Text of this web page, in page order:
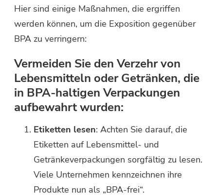
Hier sind einige Maßnahmen, die ergriffen
werden können, um die Exposition gegenüber
BPA zu verringern:
Vermeiden Sie den Verzehr von
Lebensmitteln oder Getränken, die
in BPA-haltigen Verpackungen
aufbewahrt wurden:
Etiketten lesen: Achten Sie darauf, die
Etiketten auf Lebensmittel- und
Getränkeverpackungen sorgfältig zu lesen.
Viele Unternehmen kennzeichnen ihre
Produkte nun als „BPA-frei“.